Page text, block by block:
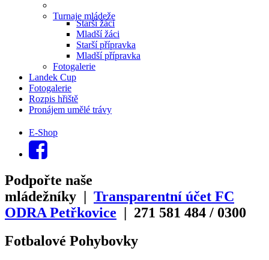
Turnaje mládeže
Starší žáci
Mladší žáci
Starší přípravka
Mladší přípravka
Fotogalerie
Landek Cup
Fotogalerie
Rozpis hřiště
Pronájem umělé trávy
E-Shop
Podpořte naše
mládežníky | Transparentní účet FC
ODRA Petřkovice | 271 581 484 / 0300
Fotbalové Pohybovky